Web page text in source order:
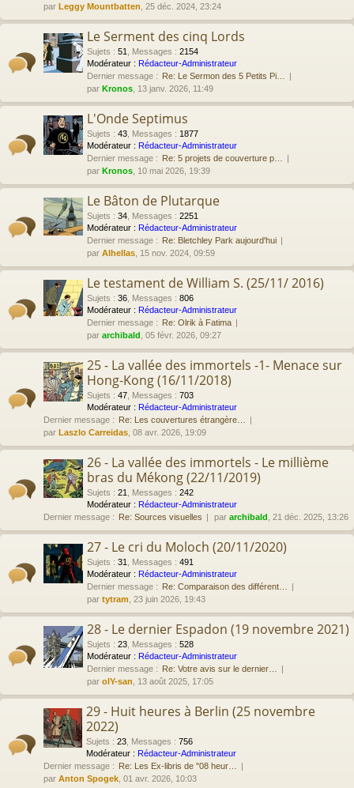
par Leggy Mountbatten , 25 déc. 2024, 23:24
Le Serment des cinq Lords
Sujets : 51 Messages : 2154
Modérateur : Rédacteur-Administrateur
Dernier message : Re: Le Sermon des 5 Petits Pi…
par Kronos , 13 janv. 2026, 11:49
L'Onde Septimus
Sujets : 43 Messages : 1877
Modérateur : Rédacteur-Administrateur
Dernier message : Re: 5 projets de couverture p…
par Kronos , 10 mai 2026, 19:39
Le Bâton de Plutarque
Sujets : 34 Messages : 2251
Modérateur : Rédacteur-Administrateur
Dernier message : Re: Bletchley Park aujourd'hui
par Alhellas , 15 nov. 2024, 09:59
Le testament de William S. (25/11/ 2016)
Sujets : 36 Messages : 806
Modérateur : Rédacteur-Administrateur
Dernier message : Re: Olrik à Fatima
par archibald , 05 févr. 2026, 09:27
25 - La vallée des immortels -1- Menace sur
Hong-Kong (16/11/2018)
Sujets : 47 Messages : 703
Modérateur : Rédacteur-Administrateur
Dernier message : Re: Les couvertures étrangère…
par Laszlo Carreidas , 08 avr. 2026, 19:09
26 - La vallée des immortels - Le millième
bras du Mékong (22/11/2019)
Sujets : 21 Messages : 242
Modérateur : Rédacteur-Administrateur
Dernier message : Re: Sources visuelles par archibald , 21 déc. 2025, 13:26
27 - Le cri du Moloch (20/11/2020)
Sujets : 31 Messages : 491
Modérateur : Rédacteur-Administrateur
Dernier message : Re: Comparaison des différent…
par tytram , 23 juin 2026, 19:43
28 - Le dernier Espadon (19 novembre 2021)
Sujets : 23 Messages : 528
Modérateur : Rédacteur-Administrateur
Dernier message : Re: Votre avis sur le dernier…
par olY-san , 13 août 2025, 17:05
29 - Huit heures à Berlin (25 novembre
2022)
Sujets : 23 Messages : 756
Modérateur : Rédacteur-Administrateur
Dernier message : Re: Les Ex-libris de "08 heur…
par Anton Spogek , 01 avr. 2026, 10:03